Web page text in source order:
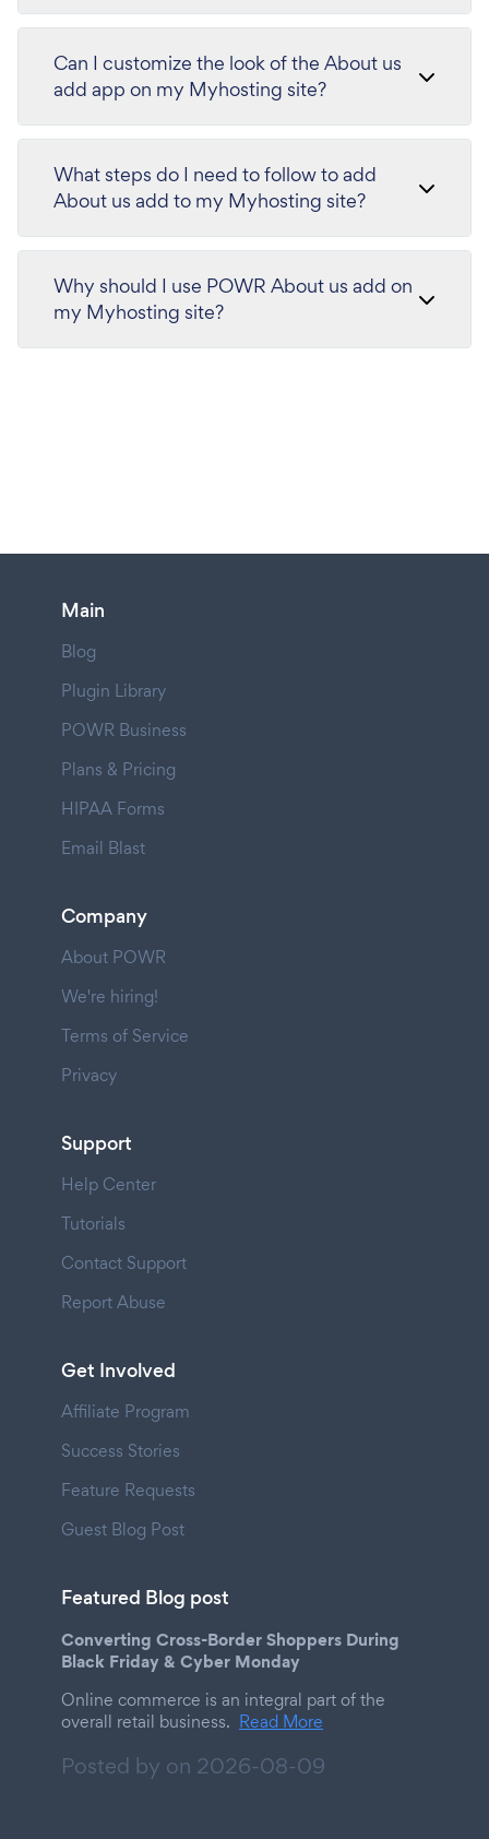
Can I customize the look of the About us
add app on my Myhosting site?
What steps do I need to follow to add
About us add to my Myhosting site?
Why should I use POWR About us add on
my Myhosting site?
Main
Blog
Plugin Library
POWR Business
Plans & Pricing
HIPAA Forms
Email Blast
Company
About POWR
We're hiring!
Terms of Service
Privacy
Support
Help Center
Tutorials
Contact Support
Report Abuse
Get Involved
Affiliate Program
Success Stories
Feature Requests
Guest Blog Post
Featured Blog post
Converting Cross-Border Shoppers During
Black Friday & Cyber Monday
Online commerce is an integral part of the
overall retail business. Read More
Posted by on 2026-08-09